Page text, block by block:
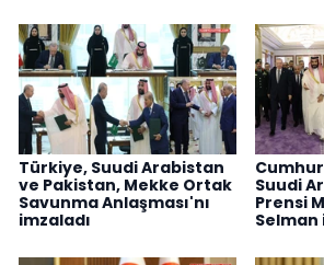
Türkiye, Suudi Arabistan
ve Pakistan, Mekke Ortak
Savunma Anlaşması'nı
imzaladı
Suudi
Prensi